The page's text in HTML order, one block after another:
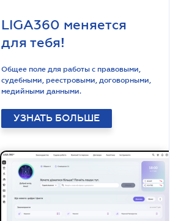
LIGA360 меняется
для тебя!
Общее поле для работы с правовыми,
судебными, реестровыми, договорными,
медийными данными.
УЗНАТЬ БОЛЬШЕ